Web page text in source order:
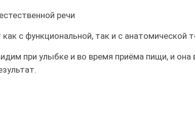
речи
с функциональной, так и с анатомической
при улыбке и во время приёма пищи, и она